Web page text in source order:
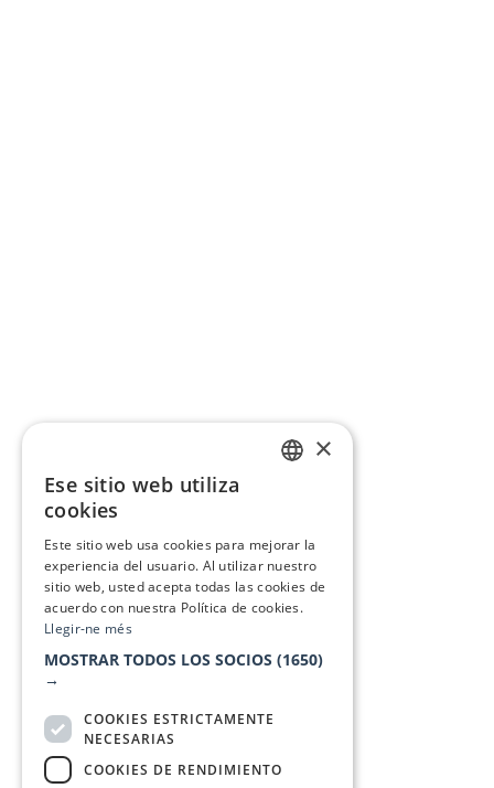
×
Ese sitio web utiliza
cookies
Este sitio web usa cookies para mejorar la
experiencia del usuario. Al utilizar nuestro
sitio web, usted acepta todas las cookies de
acuerdo con nuestra Política de cookies.
Llegir-ne més
MOSTRAR TODOS LOS SOCIOS (1650)
→
COOKIES ESTRICTAMENTE
NECESARIAS
COOKIES DE RENDIMIENTO